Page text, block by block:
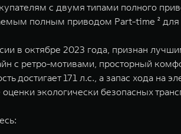
c двумя типами полного
полным приводом Part-time ²
в октябре 2023 года, признан
с ретро-мотивами, просторный
достигает 171 л.с., а запас хода
экологически безопасных